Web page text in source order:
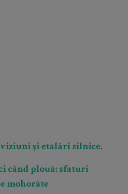
și etalări zilnice.
când plouă: sfaturi
mohorâte